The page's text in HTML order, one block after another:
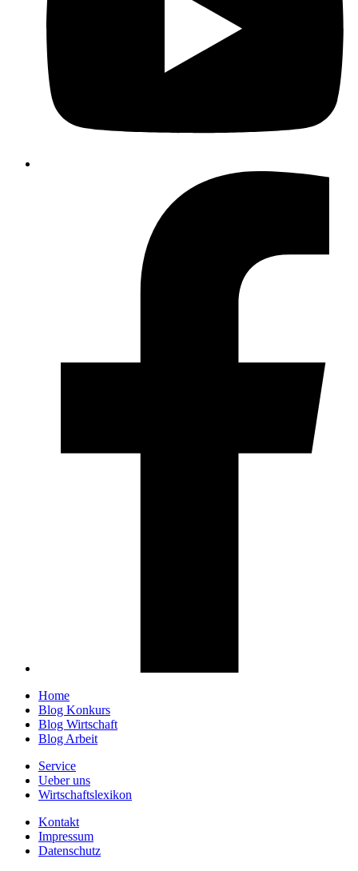
Home
Blog Konkurs
Blog Wirtschaft
Blog Arbeit
Service
Ueber uns
Wirtschaftslexikon
Kontakt
Impressum
Datenschutz